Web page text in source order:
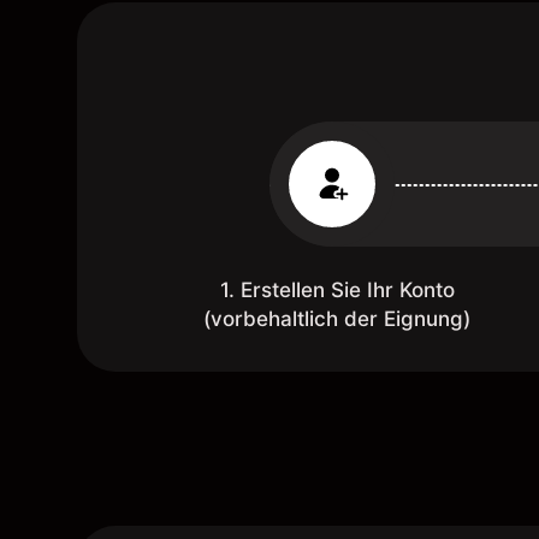
1. Erstellen Sie Ihr Konto
(vorbehaltlich der Eignung)